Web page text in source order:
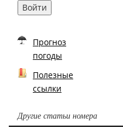
Войти
Прогноз
погоды
Полезные
ссылки
Другие статьи номера